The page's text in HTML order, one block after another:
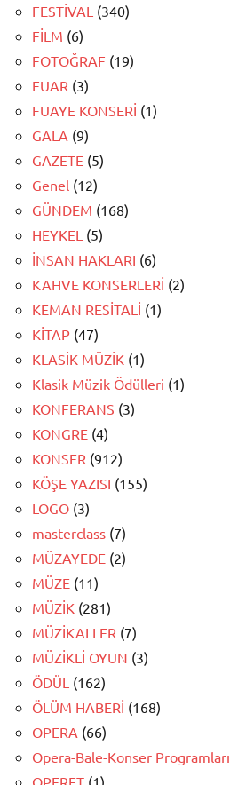
FESTİVAL (340)
FİLM (6)
FOTOĞRAF (19)
FUAR (3)
FUAYE KONSERİ (1)
GALA (9)
GAZETE (5)
Genel (12)
GÜNDEM (168)
HEYKEL (5)
İNSAN HAKLARI (6)
KAHVE KONSERLERİ (2)
KEMAN RESİTALİ (1)
KİTAP (47)
KLASİK MÜZİK (1)
Klasik Müzik Ödülleri (1)
KONFERANS (3)
KONGRE (4)
KONSER (912)
KÖŞE YAZISI (155)
LOGO (3)
masterclass (7)
MÜZAYEDE (2)
MÜZE (11)
MÜZİK (281)
MÜZİKALLER (7)
MÜZİKLİ OYUN (3)
ÖDÜL (162)
ÖLÜM HABERİ (168)
OPERA (66)
Opera-Bale-Konser Programları
OPERET (1)